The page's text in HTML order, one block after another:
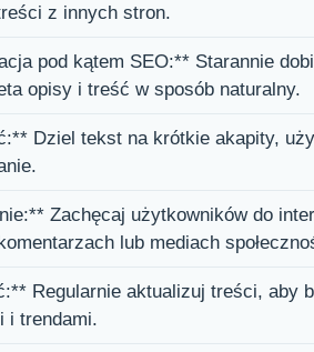
z innych stron.
pod kątem SEO:** Starannie
opisy i treść w sposób naturalny.
Dziel tekst na krótkie akapity,
Zachęcaj użytkowników do
lub mediach
Regularnie aktualizuj treści, aby
i trendami.